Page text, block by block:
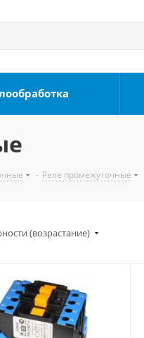
- Реле промежуточные
(возрастание)